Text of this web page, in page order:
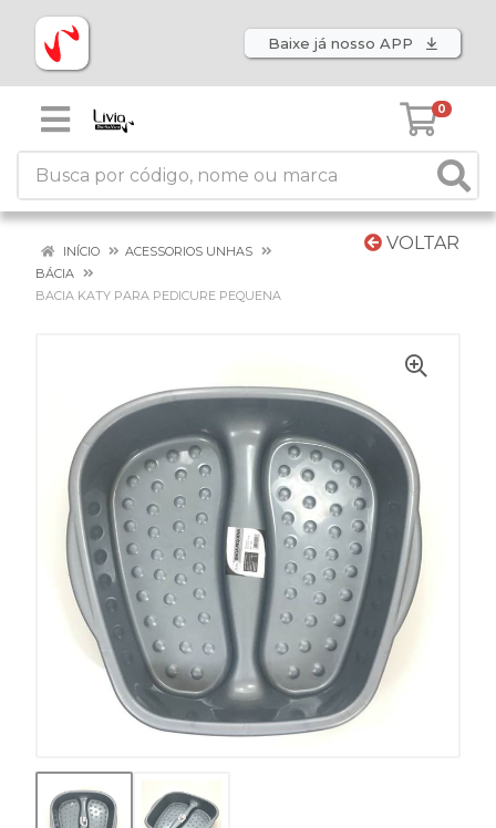
Baixe já nosso APP
0
VOLTAR
INÍCIO
ACESSORIOS UNHAS
BÁCIA
BACIA KATY PARA PEDICURE PEQUENA